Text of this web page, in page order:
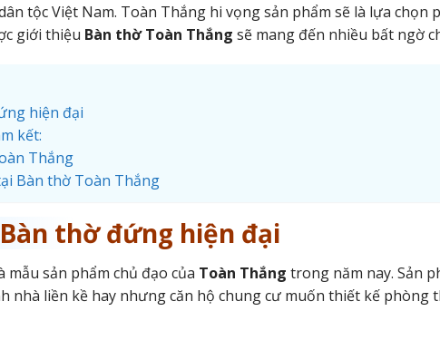
tộc Việt Nam. Toàn Thắng hi vọng sản phẩm sẽ là lựa chọn
giới thiệu Bàn thờ Toàn Thắng sẽ mang đến nhiều bất ngờ
hiện đại
kết:
Thắng
Bàn thờ Toàn Thắng
thờ đứng hiện đại
mẫu sản phẩm chủ đạo của Toàn Thắng trong năm nay. Sản
nhà liền kề hay nhưng căn hộ chung cư muốn thiết kế phòng